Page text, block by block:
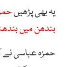
یہ بھی پڑھیں
بندھن میں
حمزہ عباسی